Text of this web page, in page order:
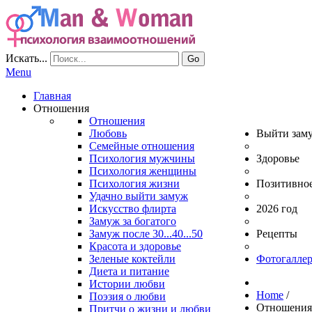
Искать... Go
Menu
Главная
Отношения
Отношения
Любовь
Семейные отношения
Психология мужчины
Психология женщины
Психология жизни
Выйти
Удачно выйти замуж
Искусство флирта
Замуж за богатого
Замуж после 30...40...50
Здоровье
Красота и здоровье
Зеленые коктейли
Диета и питание
Истории любви
Поэзия о любви
Притчи о жизни и любви
2026 год
Рецепты
Home /
Отношения